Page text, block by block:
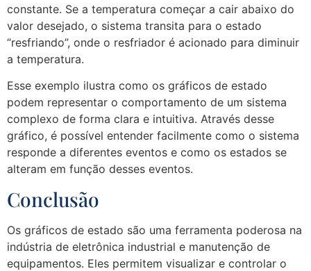
constante. Se a temperatura começar a cair abaixo do
valor desejado, o sistema transita para o estado
“resfriando”, onde o resfriador é acionado para diminuir
a temperatura.
Esse exemplo ilustra como os gráficos de estado
podem representar o comportamento de um sistema
complexo de forma clara e intuitiva. Através desse
gráfico, é possível entender facilmente como o sistema
responde a diferentes eventos e como os estados se
alteram em função desses eventos.
Conclusão
Os gráficos de estado são uma ferramenta poderosa na
indústria de eletrônica industrial e manutenção de
equipamentos. Eles permitem visualizar e controlar o